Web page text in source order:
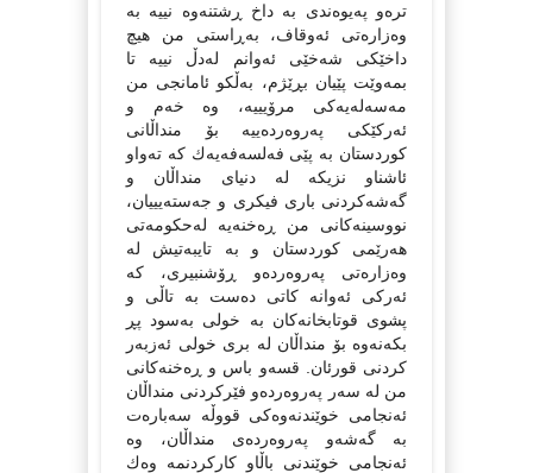
ترەو پەیوەندی بە داخ ڕشتنەوە نییە بە
وەزارەتی ئەوقاف، بەڕاستی من هیچ
داخێكی شەخێی ئەوانم لەدڵ نییە تا
بمەوێت پێیان بڕێژم، بەڵكو ئامانجی من
مەسەلەیەكی مرۆیییە، وە خەم و
ئەركێكی پەروەردەییە بۆ منداڵانی
كوردستان بە پێی فەلسەفەیەك كە تەواو
ئاشناو نزیكە لە دنیای منداڵان و
گەشەكردنی باری فیكری و جەستەیییان،
نووسینەكانی من ڕەخنەیە لەحكومەتی
هەرێمی كوردستان و بە تایبەتیش لە
وەزارەتی پەروەردەو ڕۆشنبیری، كە
ئەركی ئەوانە كاتی دەست بە تاڵی و
پشوی قوتابخانەكان بە خولی بەسود پڕ
بكەنەوە بۆ منداڵان لە بری خولی ئەزبەر
كردنی قورئان. قسەو باس و ڕەخنەكانی
من لە سەر پەروەردەو فێركردنی منداڵان
ئەنجامی خوێندنەوەكی قووڵە سەبارەت
بە گەشەو پەروەردەی منداڵان، وە
ئەنجامی خوێندنی باڵاو كاركردنمە وەك